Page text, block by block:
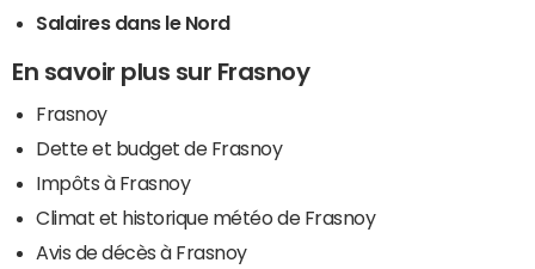
Salaires dans le Nord
En savoir plus sur Frasnoy
Frasnoy
Dette et budget de Frasnoy
Impôts à Frasnoy
Climat et historique météo de Frasnoy
Avis de décès à Frasnoy